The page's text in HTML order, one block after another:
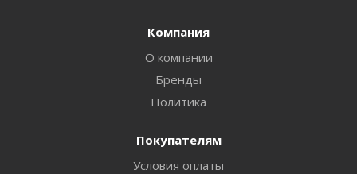
Компания
О компании
Бренды
Политика
Покупателям
Условия оплаты